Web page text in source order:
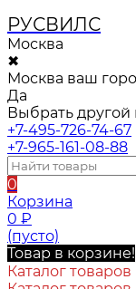
РУСВИЛС
Москва
✖
Москва ваш
Да
Выбрать другой
+7-495-726-74-67
+7-965-161-08-88
0
Корзина
0 ₽
(пусто)
Товар в корзине!
Каталог товаров